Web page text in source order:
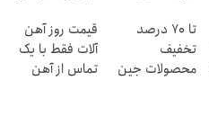
کنی! 👈🏻
پرسش‌نامه
تا 70 درصد
تخفیف
محصولات جین
قیمت روز آهن
آلات فقط با یک
تماس از آهن